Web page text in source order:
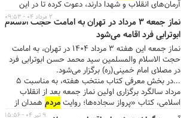
آرمان‌های انقلاب و شهدا دارند، دعوت کرده تا در این
مراسم حضور یابند و یاد این شهدای گرانقدر را گرامی
بدارند. ...انتظار می‌رود این مراسم با استقبال گسترده
مردمو مسئولان همراه باشد و پیام مظلومیت و
ایستادگی شهدای لشکر فرشتگان ایران بار دیگر در قلب
پایتخت طنین‌انداز شود....
نماز جمعه ۳ مرداد در تهران به امامت حجت الاسلام
ابوترابی فرد اقامه می‌شود
نماز جمعه این هفته ۳ مرداد ۱۴۰۴ در تهران، به امامت
حجت الاسلام والمسلمین سید محمد حسن ابوترابی فرد
در مصلای امام خمینی(ره) برگزار می‌شود.
...در بخش معرفی کتاب منتخب هفته، به مناسبت ۵
مرداد سالگرد برگزاری اولین نماز جمعه بعد از انقلاب
اسلامی، کتاب «پرواز سجاده‌ها؛ روایتمردم همدان از
بمباران نماز جمعه روز قدس» به قلم مجید یوسفی،
۲ مرداد ۰۴ - ۰۹:۵۳
۹ تیر ۰۴ - ۱۵:۵۶